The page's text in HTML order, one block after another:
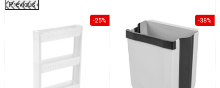
Previous
-25% -38%